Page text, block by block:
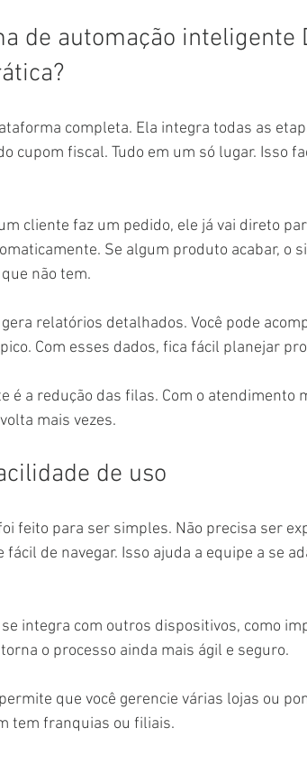
de automação inteligente
completa. Ela integra todas as
cupom fiscal. Tudo em um só lugar. Isso
cliente faz um pedido, ele já vai direto
Se algum produto acabar, o
não tem.
relatórios detalhados. Você pode
Com esses dados, fica fácil planejar
é a redução das filas. Com o atendimento
mais vezes.
de uso
feito para ser simples. Não precisa ser
fácil de navegar. Isso ajuda a equipe a se
integra com outros dispositivos, como
o processo ainda mais ágil e seguro.
que você gerencie várias lojas ou
tem franquias ou filiais.